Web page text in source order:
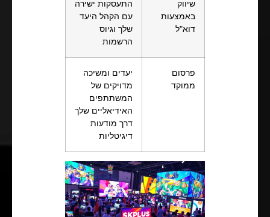
שיווק
באמצעות
דוא"ל
התעסקות ישירה
עם הקהל היעד
שלך וגיוס
הרשמות
פרסום
ממוקד
יעדים ומשיכה
מדויקים של
המשתתפים
האידיאליים שלך
דרך מודעות
דיגיטליות